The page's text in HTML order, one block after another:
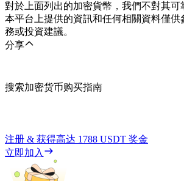
對於上面列出的加密貨幣，我們不對其可
本平台上提供的資訊和任何相關資料僅供
務或投資建議。
分享
搜索加密货币购买指南
注册 & 获得高达 1788 USDT 奖金
立即加入